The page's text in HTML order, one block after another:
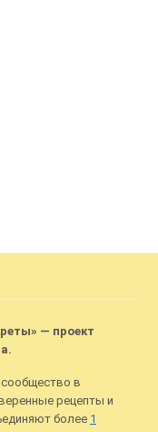
— проект
в
рецепты и
более 1